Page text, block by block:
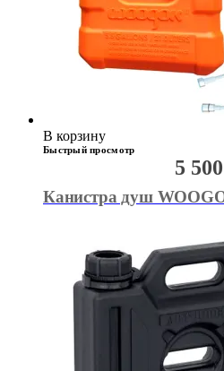
В корзину
Быстрый просмотр
Канистра душ
5 500